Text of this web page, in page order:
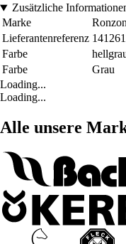
Zusätzliche
Marke
Lieferantenreferenz
Farbe
Farbe
Grau
Loading...
Loading...
Alle unsere